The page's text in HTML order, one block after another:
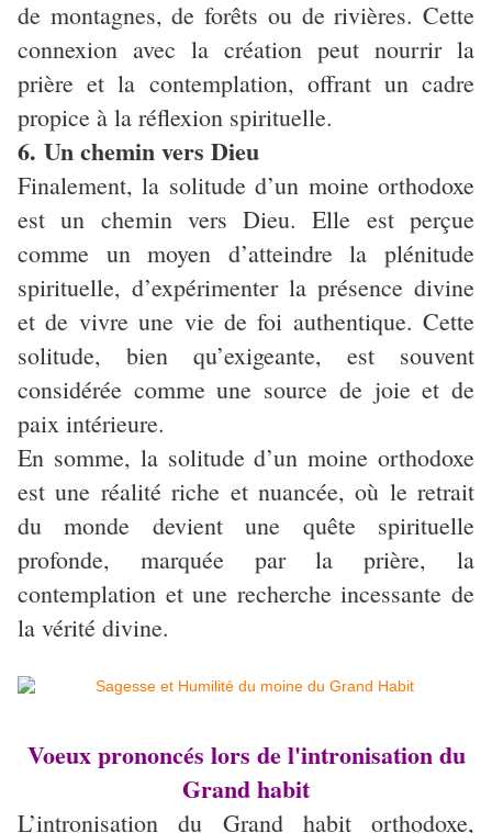
de montagnes, de forêts ou de rivières. Cette
connexion avec la création peut nourrir la
prière et la contemplation, offrant un cadre
propice à la réflexion spirituelle.
6. Un chemin vers Dieu
Finalement, la solitude d’un moine orthodoxe
est un chemin vers Dieu. Elle est perçue
comme un moyen d’atteindre la plénitude
spirituelle, d’expérimenter la présence divine
et de vivre une vie de foi authentique. Cette
solitude, bien qu’exigeante, est souvent
considérée comme une source de joie et de
paix intérieure.
En somme, la solitude d’un moine orthodoxe
est une réalité riche et nuancée, où le retrait
du monde devient une quête spirituelle
profonde, marquée par la prière, la
contemplation et une recherche incessante de
la vérité divine.
Voeux prononcés lors de l'intronisation du
Grand habit
L’intronisation du Grand habit orthodoxe,